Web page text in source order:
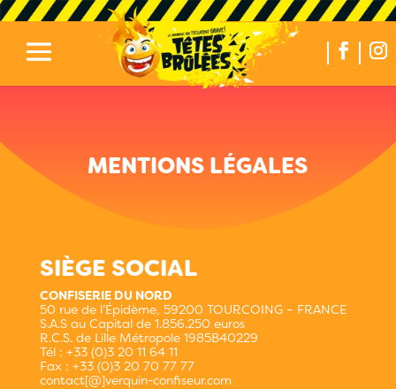
MENTIONS LÉGALES
SIÈGE SOCIAL
CONFISERIE DU NORD
50 rue de l’Épidème, 59200 TOURCOING – FRANCE
S.A.S au Capital de 1.856.250 euros
R.C.S. de Lille Métropole 1985B40229
Tél : +33 (0)3 20 11 64 11
Fax : +33 (0)3 20 70 77 77
contact[@]verquin-confiseur.com